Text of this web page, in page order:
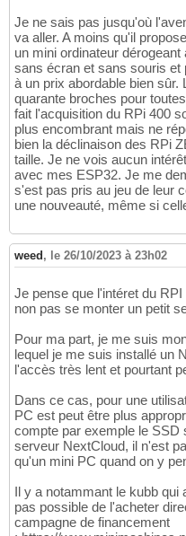
Je ne sais pas jusqu'où
va aller. A moins qu'il
un mini ordinateur
sans écran et sans souris et
à un prix abordable bien
quarante broches pour
fait l'acquisition du RPi 400
plus encombrant mais ne
bien la déclinaison des RPi
taille. Je ne vois aucun
avec mes ESP32. Je me
s'est pas pris au jeu de leur
une nouveauté, même si
weed , le 26/10/2023 à 23h02
Je pense que l'intéret du
non pas se monter un petit
Pour ma part, je me suis
lequel je me suis installé un
l'accès très lent et pourtant
Dans ce cas, pour une
PC est peut être plus
compte par exemple le SSD
serveur NextCloud, il n'est
qu'un mini PC quand on y
Il y a notammant le kubb
pas possible de l'acheter
campagne de financement